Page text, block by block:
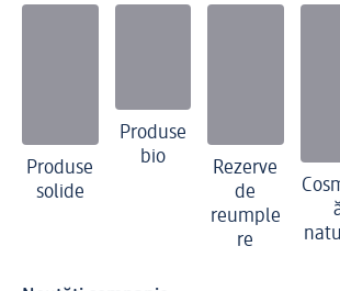
Produse
solide
Produse
bio
Rezerve
de
reumple
re